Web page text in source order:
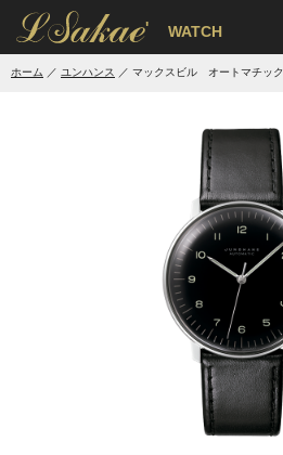
' WATCH
ホーム ユンハンス マックスビル オートマチック